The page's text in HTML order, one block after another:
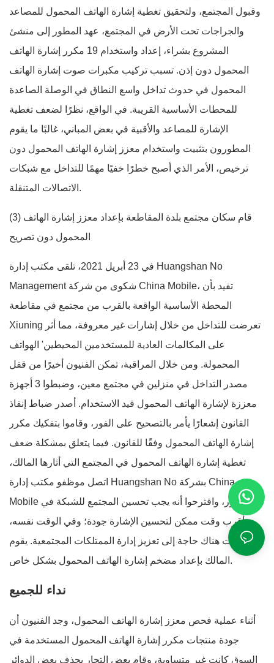
وقبول المجتمع، ولتحقيق تغطية إشارة الهاتف المحمول للمصاعد
والجراجات تحت الأرض في المجتمع، عهد المطور إلى منشئ
المشروع بشراء، إعداد واستخدام 19 مكرر إشارة الهاتف
المحمول دون إذن. تسبب تركيب مكبرات صوت إشارة الهاتف
المحمول في حدوث تداخل واسع النطاق في الوصلة الصاعدة
للمحطات الأساسية القريبة. في الواقع، نظرًا لضعف تغطية
الإشارة للمصاعد والأقبية في بعض المباني، غالبًا ما يقوم
المطورون بتثبيت واستخدام معزز إشارة الهاتف المحمول دون
ترخيص، الأمر الذي أصبح خطرًا خفيًا مهمًا للتداخل مع شبكات
الاتصالات المتنقلة.
(3) قام سكان مجتمع بلدة المقاطعة بإعداد معزز إشارة الهاتف
المحمول دون تصريح
في 23 أبريل 2021، تلقى مكتب إدارة Huangshan No
Management شكوى من شركة China Mobile، تفيد بأن
المحطة الأساسية الواقعة بالقرب من مجتمع في مقاطعة
Xiuning تعرضت للتداخل من خلال إشارات غير معروفة، مما أثر
على المكالمات العادية للمستخدمين المحيطين' الهواتف
المحمولة. ومن خلال المراقبة، تمكن الفنيون أخيرًا من قفل
مصدر التداخل في منزلين في مجتمع معين، وضبطوا 3 أجهزة
معززة لإشارة الهاتف المحمول قيد الاستخدام. أصدر ضباط إنفاذ
القانون إشعارًا يأمر بالتصحيح على الفور، وقاموا بتفكيك مكرر
إشارة الهاتف المحمول وفقًا للقانون. فيما يتعلق بمشكلة ضعف
تغطية إشارة الهاتف المحمول في المجتمع التي أثارها المالك،
اتصل موظفو مكتب إدارة Huangshan No بشركة China
Mobile على الفور، واقترحوا أنه يجب تحسين المجتمع للشبكة في
أقرب وقت ممكن لتحسين الإشارة جودة؛ وفي الوقت نفسه،
كانت هناك حاجة إلى تعزيز إدارة الممتلكات المجتمعية. يقوم
المالك بإعداد مضخم إشارة الهاتف المحمول بشكل خاص.
نداء للجميع
أثناء عملية فحص معزز إشارة الهاتف المحمول، وجد الفنيون أن
جودة منتجات مكرر إشارة الهاتف المحمول المستخدمة في
السوق كانت غير متساوية، وقام بعض التجار بحذف بعض الدوائر